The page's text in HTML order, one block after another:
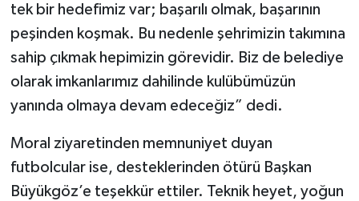
tek bir hedefimiz var; başarılı olmak, başarının
peşinden koşmak. Bu nedenle şehrimizin takımına
sahip çıkmak hepimizin görevidir. Biz de belediye
olarak imkanlarımız dahilinde kulübümüzün
yanında olmaya devam edeceğiz” dedi.
Moral ziyaretinden memnuniyet duyan
futbolcular ise, desteklerinden ötürü Başkan
Büyükgöz’e teşekkür ettiler. Teknik heyet, yoğun